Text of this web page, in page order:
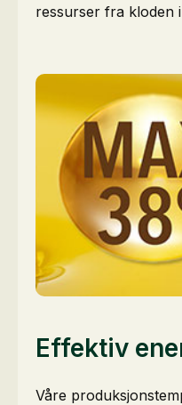
ressurser fra kloden
Effektiv
Våre